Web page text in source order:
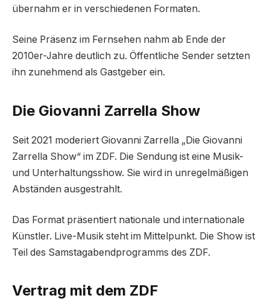
übernahm er in verschiedenen Formaten.
Seine Präsenz im Fernsehen nahm ab Ende der
2010er-Jahre deutlich zu. Öffentliche Sender setzten
ihn zunehmend als Gastgeber ein.
Die Giovanni Zarrella Show
Seit 2021 moderiert Giovanni Zarrella „Die Giovanni
Zarrella Show“ im ZDF. Die Sendung ist eine Musik-
und Unterhaltungsshow. Sie wird in unregelmäßigen
Abständen ausgestrahlt.
Das Format präsentiert nationale und internationale
Künstler. Live-Musik steht im Mittelpunkt. Die Show ist
Teil des Samstagabendprogramms des ZDF.
Vertrag mit dem ZDF